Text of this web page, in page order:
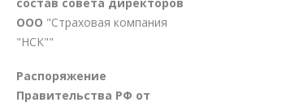
ООО "Страховая компания
"НСК""
Распоряжение
Правительства РФ от